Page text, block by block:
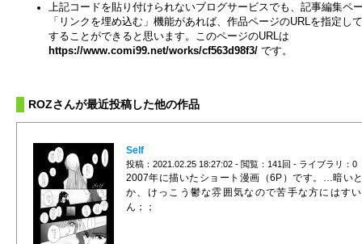
上記コードを貼り付けられないブログサービスでも、記事編集ペ
「リンクを埋め込む」機能があれば、作品ページのURLを指定し
することができると思います。このページのURLは
https://www.comi99.net/works/cf563d98f3/ です。
ROZさんが最近投稿した他の作品
Self
投稿：2021.02.25 18:27:02 - 閲覧：141回 - ライブラリ：0
2007年に描いたショート漫画（6P）です。…暗い
か、けっこう鬱な雰囲気なので苦手な方にはす
ん；；